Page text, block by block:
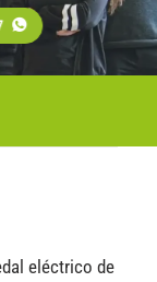
eléctrico de